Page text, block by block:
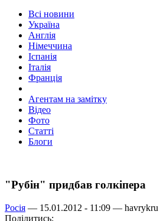
Всі новини
Україна
Англія
Німеччина
Іспанія
Італія
Франція
Агентам на замітку
Відео
Фото
Статті
Блоги
"Рубін" придбав голкіпера
Росія — 15.01.2012 - 11:09 — havrykru
Поділитись: